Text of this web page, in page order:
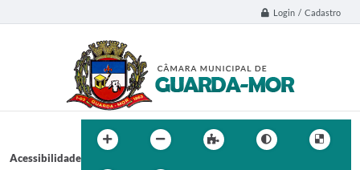
Login / Cadastro
Acessibilidade